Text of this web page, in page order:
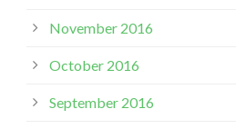
November 2016
October 2016
September 2016